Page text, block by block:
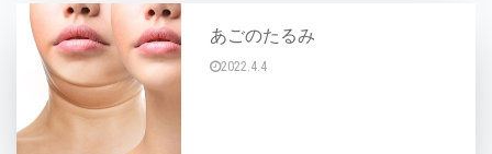
あごのたるみ
2022.4.4